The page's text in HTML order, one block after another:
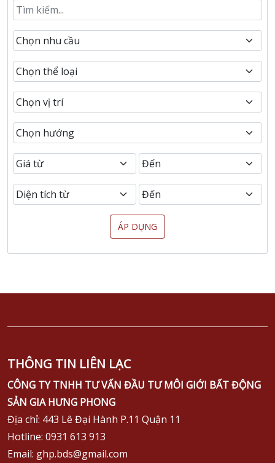
ÁP DỤNG
THÔNG TIN LIÊN LẠC
CÔNG TY TNHH TƯ VẤN ĐẦU TƯ MÔI GIỚI BẤT ĐỘNG
SẢN GIA HƯNG PHONG
Địa chỉ: 443 Lê Đại Hành P.11 Quận 11
Hotline: 0931 613 913
Email: ghp.bds@gmail.com